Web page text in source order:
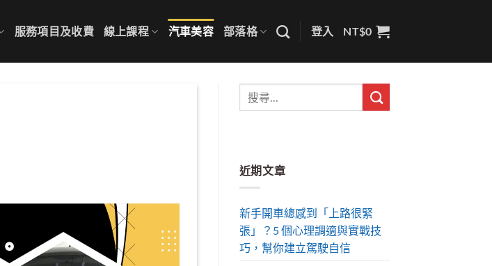
服務項目及收費 線上課程 汽車美容 部落格 登入 NT$0
近期文章
新手開車總感到「上路很緊
張」？5 個心理調適與實戰技
巧，幫你建立駕駛自信